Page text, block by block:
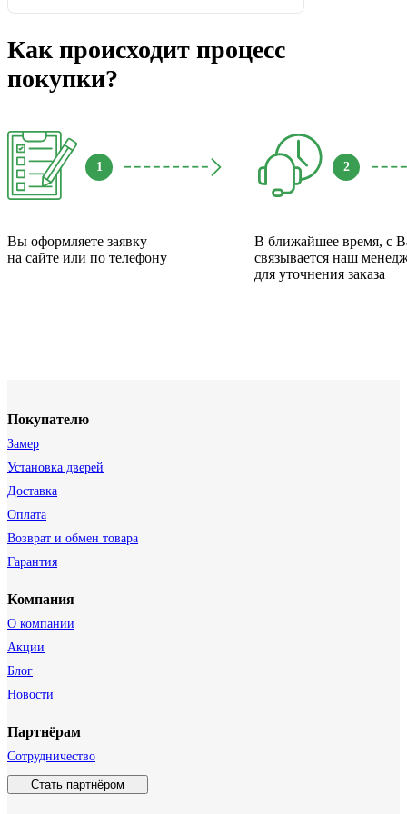
Как происходит процесс
покупки?
1
Вы оформляете заявку
на сайте или по телефону
2
В ближайшее время, с
связывается наш
для уточнения заказа
Покупателю
Замер
Установка дверей
Доставка
Оплата
Возврат и обмен товара
Гарантия
Компания
О компании
Акции
Блог
Новости
Партнёрам
Сотрудничество
Стать партнёром